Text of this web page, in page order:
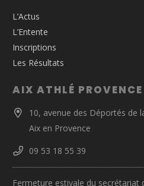
L’Actus
L’Entente
Inscriptions
Les Résultats
AIX ATHLÉ PROVENCE
10, avenue des Déportés de
Aix en Provence
09 53 18 55 39
Fermeture estivale du secrétariat